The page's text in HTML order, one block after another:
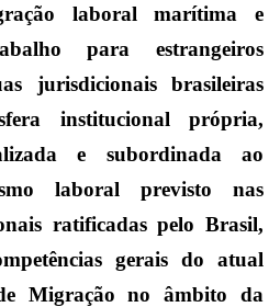
laboral marítima e
para estrangeiros
jurisdicionais brasileiras
institucional própria,
e subordinada ao
laboral previsto nas
ratificadas pelo Brasil,
gerais do atual
Migração no âmbito da